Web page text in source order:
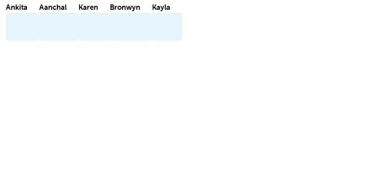
Ankita Aanchal Karen Bronwyn Kayla